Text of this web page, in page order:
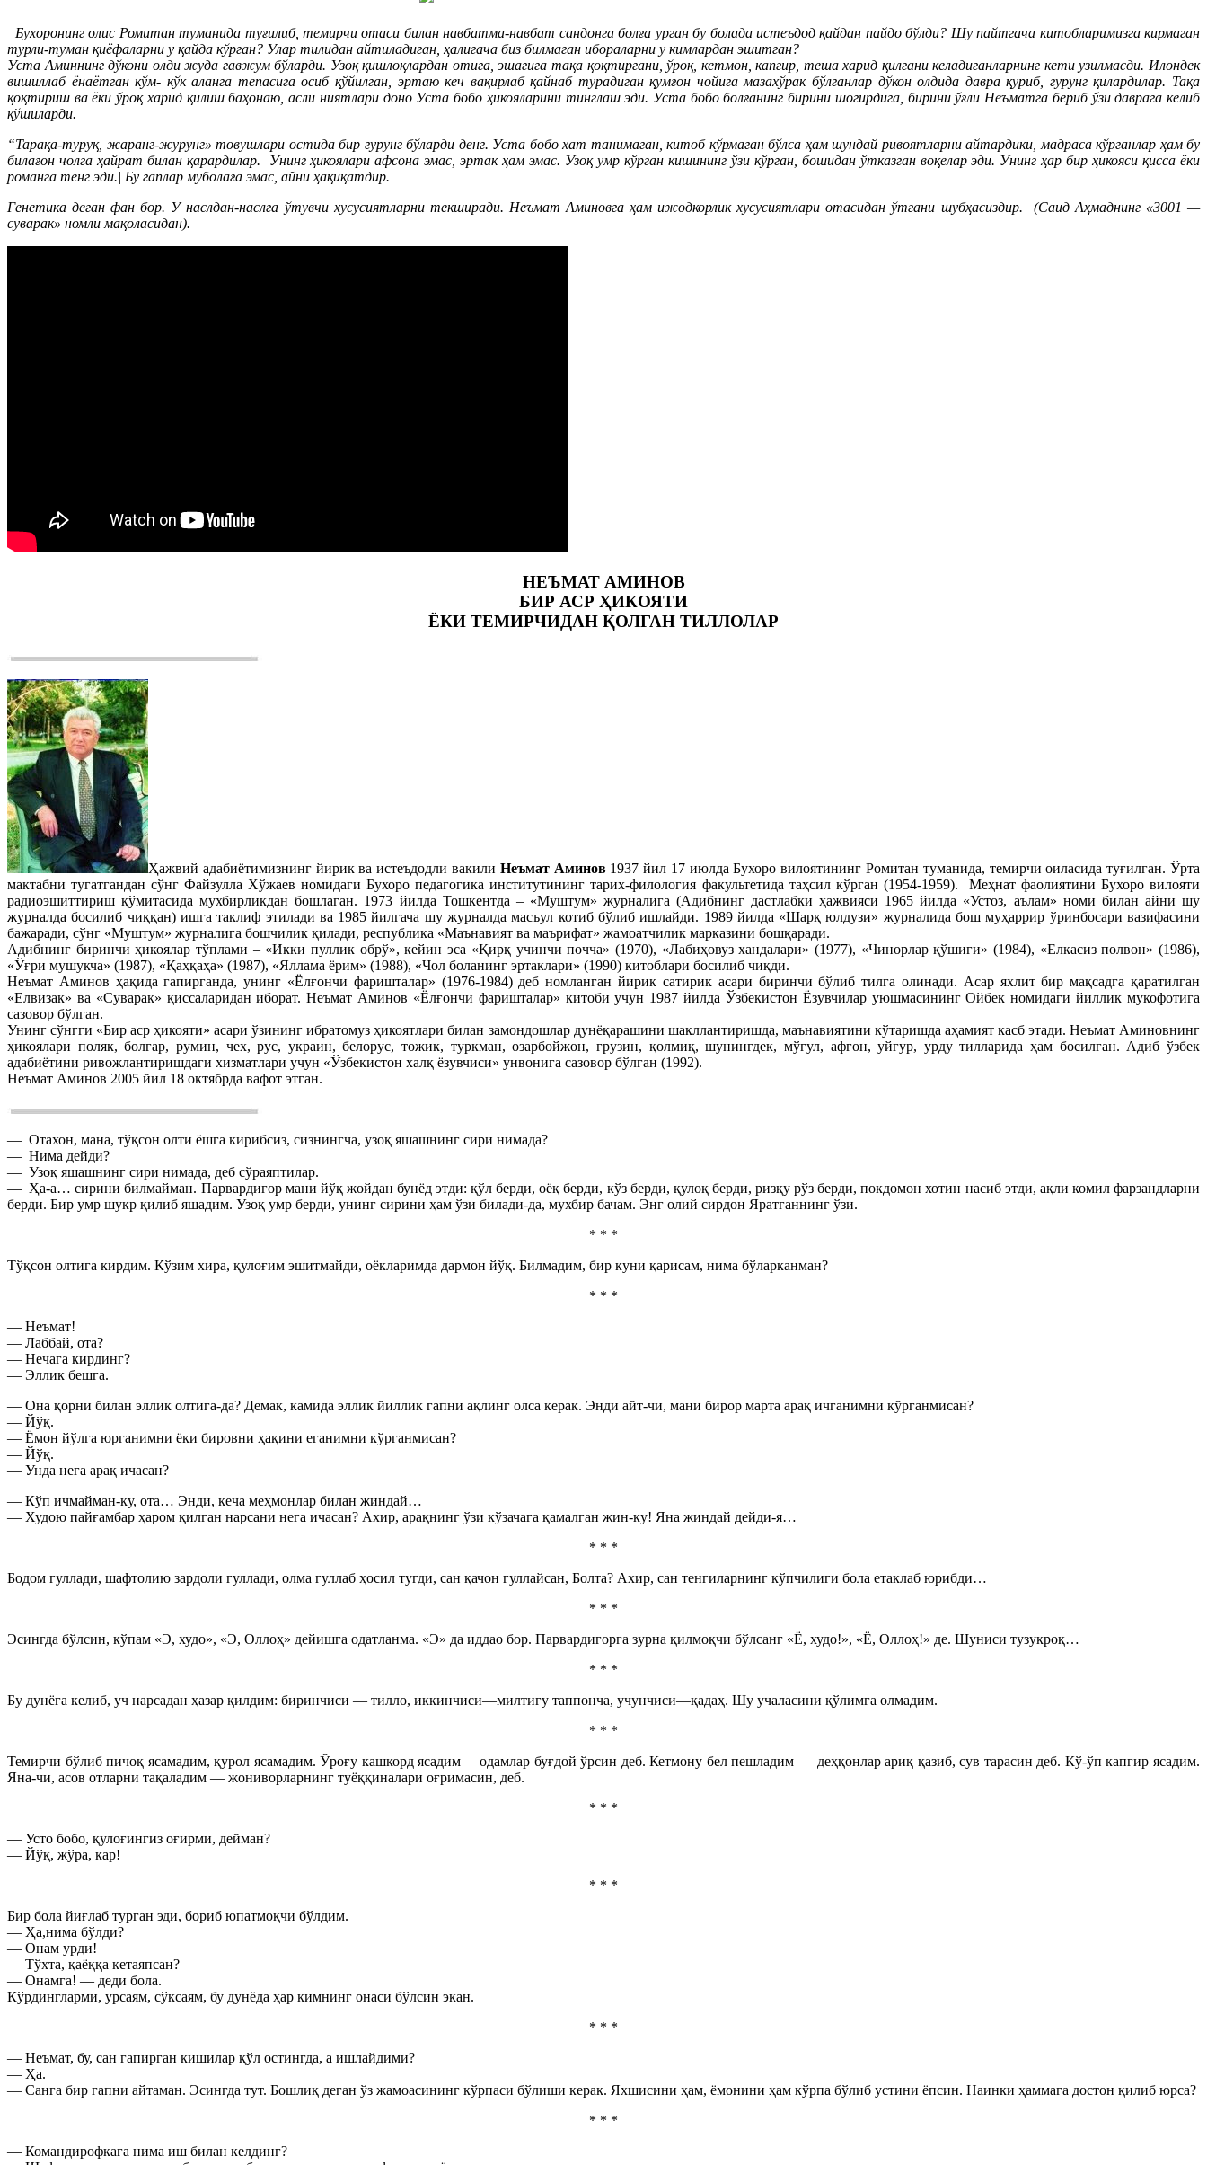
Бухоронинг олис Ромитан туманида туғилиб, темирчи отаси билан навбатма-навбат сандонга болға урган бу болада истеъдод қайдан пайдо бўлди? Шу пайтгача китобларимизга кирмаган
турли-туман қиёфаларни у қайда кўрган? Улар тилидан айтиладиган, ҳалигача биз билмаган ибораларни у кимлардан эшитган?
Уста Аминнинг дўкони олди жуда гавжум бўларди. Узоқ қишлоқлардан отига, эшагига тақа қоқтиргани, ўроқ, кетмон, капгир, теша харид қилгани келадиганларнинг кети узилмасди. Илондек
вишиллаб ёнаётган кўм- кўк аланга тепасига осиб қўйилган, эртаю кеч вақирлаб қайнаб турадиган қумғон чойига мазахўрак бўлганлар дўкон олдида давра қуриб, гурунг қилардилар. Тақа
қоқтириш ва ёки ўроқ харид қилиш баҳонаю, асли ниятлари доно Уста бобо ҳикояларини тинглаш эди. Уста бобо болғанинг бирини шогирдига, бирини ўғли Неъматга бериб ўзи даврага келиб
қўшиларди.
“Тарақа-туруқ, жаранг-журунг» товушлари остида бир гурунг бўларди денг. Уста бобо хат танимаган, китоб кўрмаган бўлса ҳам шундай ривоятларни айтардики, мадраса кўрганлар ҳам бу
билағон чолга ҳайрат билан қарардилар. Унинг ҳикоялари афсона эмас, эртак ҳам эмас. Узоқ умр кўрган кишининг ўзи кўрган, бошидан ўтказган воқелар эди. Унинг ҳар бир ҳикояси қисса ёки
романга тенг эди.| Бу гаплар муболаға эмас, айни ҳақиқатдир.
Генетика деган фан бор. У наслдан-наслга ўтувчи хусусиятларни текширади. Неъмат Аминовга ҳам ижодкорлик хусусиятлари отасидан ўтгани шубҳасиздир. (Саид Аҳмаднинг «3001 —
суварак» номли мақоласидан).
НЕЪМАТ АМИНОВ
БИР АСР ҲИКОЯТИ
ЁКИ ТЕМИРЧИДАН ҚОЛГАН ТИЛЛОЛАР
Ҳажвий адабиётимизнинг йирик ва истеъдодли вакили Неъмат Аминов1937 йил 17 июлда Бухоро вилоятининг Ромитан туманида, темирчи оиласида туғилган. Ўрта
мактабни тугатгандан сўнг Файзулла Хўжаев номидаги Бухоро педагогика институтининг тарих-филология факультетида таҳсил кўрган (1954-1959). Меҳнат фаолиятини Бухоро вилояти
радиоэшиттириш қўмитасида мухбирликдан бошлаган. 1973 йилда Тошкентда – «Муштум» журналига (Адибнинг дастлабки ҳажвияси 1965 йилда «Устоз, аълам» номи билан айни шу
журналда босилиб чиққан) ишга таклиф этилади ва 1985 йилгача шу журналда масъул котиб бўлиб ишлайди. 1989 йилда «Шарқ юлдузи» журналида бош муҳаррир ўринбосари вазифасини
бажаради, сўнг «Муштум» журналига бошчилик қилади, республика «Маънавият ва маърифат» жамоатчилик марказини бошқаради.
Адибнинг биринчи ҳикоялар тўплами – «Икки пуллик обрў», кейин эса «Қирқ учинчи почча» (1970), «Лабиҳовуз хандалари» (1977), «Чинорлар қўшиғи» (1984), «Елкасиз полвон» (1986),
«Ўғри мушукча» (1987), «Қаҳқаҳа» (1987), «Яллама ёрим» (1988), «Чол боланинг эртаклари» (1990) китоблари босилиб чиқди.
Неъмат Аминов ҳақида гапирганда, унинг «Ёлғончи фаришталар» (1976-1984) деб номланган йирик сатирик асари биринчи бўлиб тилга олинади. Асар яхлит бир мақсадга қаратилган
«Елвизак» ва «Суварак» қиссаларидан иборат. Неъмат Аминов «Ёлғончи фаришталар» китоби учун 1987 йилда Ўзбекистон Ёзувчилар уюшмасининг Ойбек номидаги йиллик мукофотига
сазовор бўлган.
Унинг сўнгги «Бир аср ҳикояти» асари ўзининг ибратомуз ҳикоятлари билан замондошлар дунёқарашини шакллантиришда, маънавиятини кўтаришда аҳамият касб этади. Неъмат Аминовнинг
ҳикоялари поляк, болгар, румин, чех, рус, украин, белорус, тожик, туркман, озарбойжон, грузин, қолмиқ, шунингдек, мўғул, афғон, уйғур, урду тилларида ҳам босилган. Адиб ўзбек
адабиётини ривожлантиришдаги хизматлари учун «Ўзбекистон халқ ёзувчиси» унвонига сазовор бўлган (1992).
Неъмат Аминов 2005 йил 18 октябрда вафот этган.
— Отахон, мана, тўқсон олти ёшга кирибсиз, сизнингча, узоқ яшашнинг сири нимада?
— Нима дейди?
— Узоқ яшашнинг сири нимада, деб сўраяптилар.
— Ҳа-а… сирини билмайман. Парвардигор мани йўқ жойдан бунёд этди: қўл берди, оёқ берди, кўз берди, қулоқ берди, ризқу рўз берди, покдомон хотин насиб этди, ақли комил фарзандларни
берди. Бир умр шукр қилиб яшадим. Узоқ умр берди, унинг сирини ҳам ўзи билади-да, мухбир бачам. Энг олий сирдон Яратганнинг ўзи.
* * *
Тўқсон олтига кирдим. Кўзим хира, қулоғим эшитмайди, оёкларимда дармон йўқ. Билмадим, бир куни қарисам, нима бўларканман?
* * *
— Неъмат!
— Лаббай, ота?
— Нечага кирдинг?
— Эллик бешга.
— Она қорни билан эллик олтига-да? Демак, камида эллик йиллик гапни ақлинг олса керак. Энди айт-чи, мани бирор марта арақ ичганимни кўрганмисан?
— Йўқ.
— Ёмон йўлга юрганимни ёки бировни ҳақини еганимни кўрганмисан?
— Йўқ.
— Унда нега арақ ичасан?
— Кўп ичмайман-ку, ота… Энди, кеча меҳмонлар билан жиндай…
— Худою пайғамбар ҳаром қилган нарсани нега ичасан? Ахир, арақнинг ўзи кўзачага қамалган жин-ку! Яна жиндай дейди-я…
* * *
Бодом гуллади, шафтолию зардоли гуллади, олма гуллаб ҳосил тугди, сан қачон гуллайсан, Болта? Ахир, сан тенгиларнинг кўпчилиги бола етаклаб юрибди…
* * *
Эсингда бўлсин, кўпам «Э, худо», «Э, Оллоҳ» дейишга одатланма. «Э» да иддао бор. Парвардигорга зурна қилмоқчи бўлсанг «Ё, худо!», «Ё, Оллоҳ!» де. Шуниси тузукроқ…
* * *
Бу дунёга келиб, уч нарсадан ҳазар қилдим: биринчиси — тилло, иккинчиси—милтиғу таппонча, учунчиси—қадаҳ. Шу учаласини қўлимга олмадим.
* * *
Темирчи бўлиб пичоқ ясамадим, қурол ясамадим. Ўроғу кашкорд ясадим— одамлар буғдой ўрсин деб. Кетмону бел пешладим — деҳқонлар ариқ қазиб, сув тарасин деб. Кў-ўп капгир ясадим.
Яна-чи, асов отларни тақаладим — жониворларнинг туёққиналари оғримасин, деб.
* * *
— Усто бобо, қулоғингиз оғирми, дейман?
— Йўқ, жўра, кар!
* * *
Бир бола йиғлаб турган эди, бориб юпатмоқчи бўлдим.
— Ҳа,нима бўлди?
— Онам урди!
— Тўхта, қаёққа кетаяпсан?
— Онамга! — деди бола.
Кўрдингларми, урсаям, сўксаям, бу дунёда ҳар кимнинг онаси бўлсин экан.
* * *
— Неъмат, бу, сан гапирган кишилар қўл остингда, а ишлайдими?
— Ҳа.
— Санга бир гапни айтаман. Эсингда тут. Бошлиқ деган ўз жамоасининг кўрпаси бўлиши керак. Яхшисини ҳам, ёмонини ҳам кўрпа бўлиб устини ёпсин. Наинки ҳаммага достон қилиб юрса?
* * *
— Командирофкага нима иш билан келдинг?